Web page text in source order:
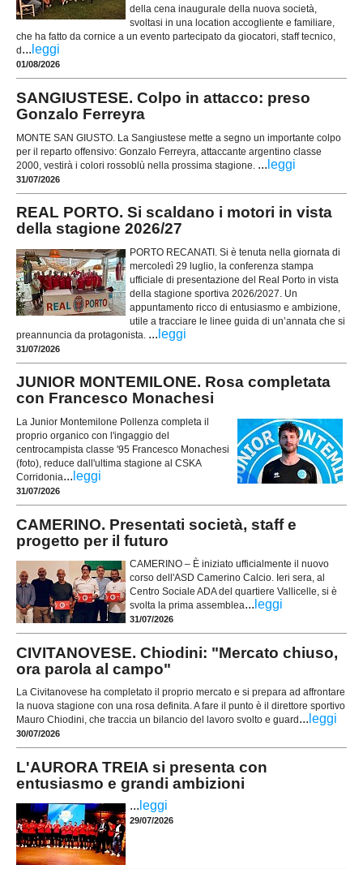
della cena inaugurale della nuova società,
svoltasi in una location accogliente e familiare,
che ha fatto da cornice a un evento partecipato da giocatori, staff tecnico,
d ... leggi
01/08/2026
SANGIUSTESE. Colpo in attacco: preso
Gonzalo Ferreyra
MONTE SAN GIUSTO. La Sangiustese mette a segno un importante colpo
per il reparto offensivo: Gonzalo Ferreyra, attaccante argentino classe
2000, vestirà i colori rossoblù nella prossima stagione. ... leggi
31/07/2026
REAL PORTO. Si scaldano i motori in vista
della stagione 2026/27
PORTO RECANATI. Si è tenuta nella giornata di
mercoledì 29 luglio, la conferenza stampa
ufficiale di presentazione del Real Porto in vista
della stagione sportiva 2026/2027. Un
appuntamento ricco di entusiasmo e ambizione,
utile a tracciare le linee guida di un’annata che si
preannuncia da protagonista. ... leggi
31/07/2026
JUNIOR MONTEMILONE. Rosa completata
con Francesco Monachesi
La Junior Montemilone Pollenza completa il
proprio organico con l'ingaggio del
centrocampista classe '95 Francesco Monachesi
(foto), reduce dall'ultima stagione al CSKA
Corridonia... leggi
31/07/2026
CAMERINO. Presentati società, staff e
progetto per il futuro
CAMERINO – È iniziato ufficialmente il nuovo
corso dell'ASD Camerino Calcio. Ieri sera, al
Centro Sociale ADA del quartiere Vallicelle, si è
svolta la prima assemblea... leggi
31/07/2026
CIVITANOVESE. Chiodini: "Mercato chiuso,
ora parola al campo"
La Civitanovese ha completato il proprio mercato e si prepara ad affrontare
la nuova stagione con una rosa definita. A fare il punto è il direttore sportivo
Mauro Chiodini, che traccia un bilancio del lavoro svolto e guard ... leggi
30/07/2026
L'AURORA TREIA si presenta con
entusiasmo e grandi ambizioni
... leggi
29/07/2026